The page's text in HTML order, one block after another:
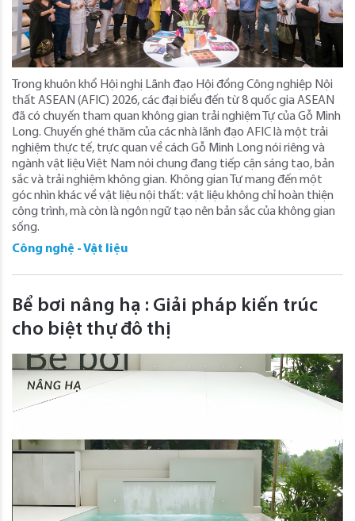
Trong khuôn khổ Hội nghị Lãnh đạo Hội đồng Công nghiệp Nội
thất ASEAN (AFIC) 2026, các đại biểu đến từ 8 quốc gia ASEAN
đã có chuyến tham quan không gian trải nghiệm Tự của Gỗ Minh
Long. Chuyến ghé thăm của các nhà lãnh đạo AFIC là một trải
nghiệm thực tế, trực quan về cách Gỗ Minh Long nói riêng và
ngành vật liệu Việt Nam nói chung đang tiếp cận sáng tạo, bản
sắc và trải nghiệm không gian. Không gian Tự mang đến một
góc nhìn khác về vật liệu nội thất: vật liệu không chỉ hoàn thiện
công trình, mà còn là ngôn ngữ tạo nên bản sắc của không gian
sống.
Công nghệ - Vật liệu
Bể bơi nâng hạ : Giải pháp kiến trúc
cho biệt thự đô thị